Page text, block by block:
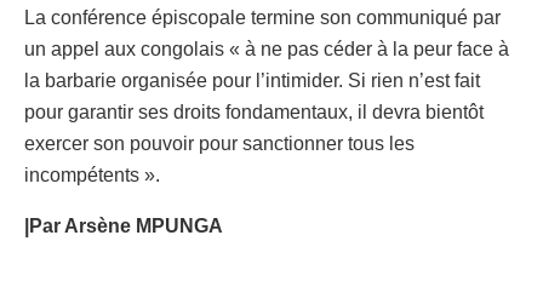
La conférence épiscopale termine son communiqué par
un appel aux congolais « à ne pas céder à la peur face à
la barbarie organisée pour l’intimider. Si rien n’est fait
pour garantir ses droits fondamentaux, il devra bientôt
exercer son pouvoir pour sanctionner tous les
incompétents ».
|Par Arsène MPUNGA